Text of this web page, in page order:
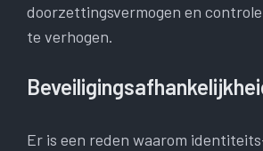
doorzettingsvermogen en
te verhogen.
Er is een reden waarom